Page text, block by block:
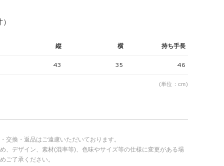
縦 横 持ち手長
43 35 46
(単位：cm)
交換・返品はご遠慮いただいております。
、デザイン、素材(混率等)、色味やサイズ等の仕様に変更がある場
ご了承ください。